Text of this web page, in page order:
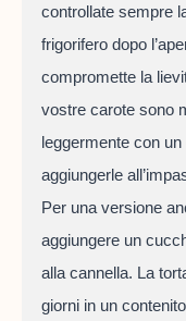
controllate sempre
frigorifero dopo
compromette la
vostre carote sono
leggermente con
aggiungerle
Per una versione
aggiungere un
alla cannella. La
giorni in un